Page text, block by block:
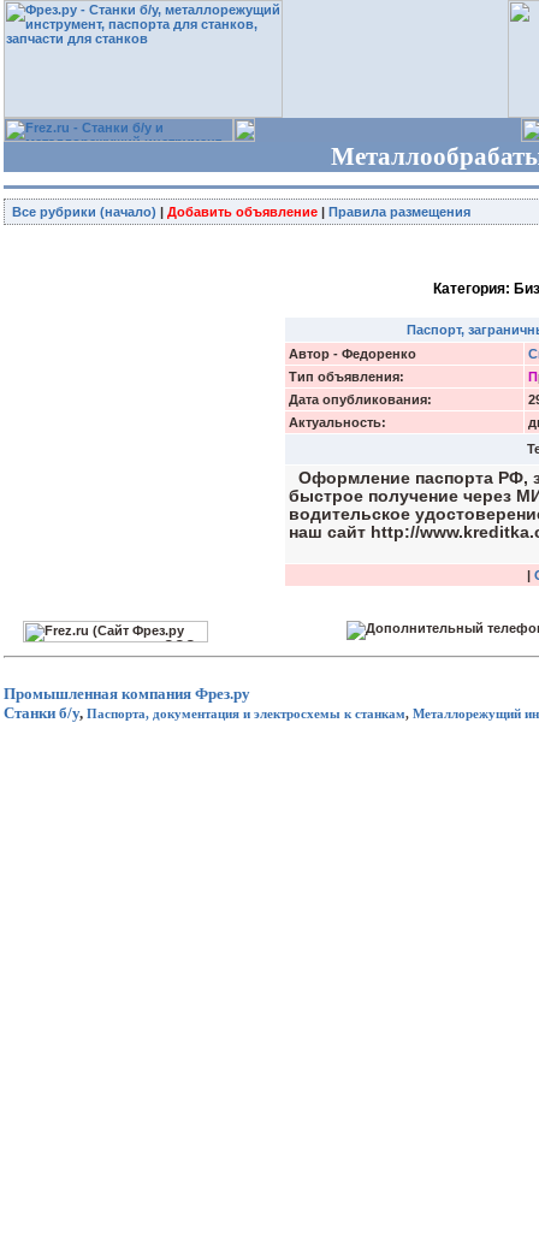
Все рубрики (начало) | Добавить объявление | Правила размещения
Категория:
Паспорт,
Автор - Федоренко
Тип объявления:
П
Дата опубликования:
Актуальность:
Оформление паспорта РФ,
быстрое получение через
водительское
наш сайт http://
|
Промышленная компания Фрез.ру
Станки б/у, Паспорта, документация и электросхемы к станкам, Металлорежущий